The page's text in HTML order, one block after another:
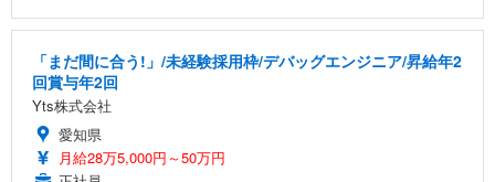
「まだ間に合う!」/未経験採用枠/デバッグエンジニア/昇給年2
回賞与年2回
Yts株式会社
愛知県
月給28万5,000円～50万円